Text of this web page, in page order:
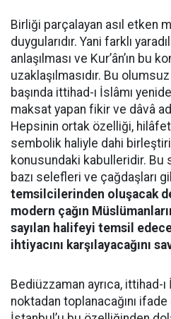
Birliği parçalayan asıl etken
duygularıdır. Yani farklı
anlaşılması ve Kur’ân’ın bu
uzaklaşılmasıdır. Bu
başında ittihad-ı İslâmı
maksat yapan fikir ve dâvâ
Hepsinin ortak özelliği,
sembolik haliyle dahi
konusundaki kabulleridir. Bu
bazı selefleri ve çağdaşları
temsilcilerinden oluşacak
modern çağın
sayılan halifeyi temsil
ihtiyacını karşılayacağını
Bediüzzaman ayrıca, ittihad-ı
noktadan toplanacağını